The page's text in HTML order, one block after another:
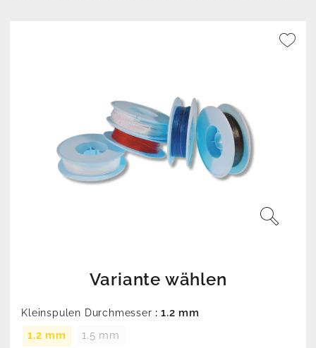
Variante wählen
Kleinspulen Durchmesser : 1.2 mm
1.2 mm
1.5 mm